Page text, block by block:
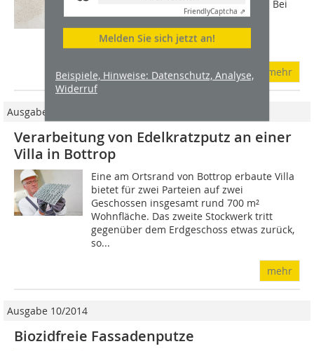
FriendlyCaptcha ⇗
Melden Sie sich jetzt an!
Beispiele, Hinweise: Datenschutz, Analyse,
Widerruf
Jahrhunderten fortlaufend entwickelt. Bei
der Sanierung denkmalgeschützter
Fassaden stellt die Beschaffung
traditioneller Putze...
mehr
Ausgabe 09/2018
Verarbeitung von Edelkratzputz an einer
Villa in Bottrop
Eine am Ortsrand von Bottrop erbaute Villa
bietet für zwei Parteien auf zwei
Geschossen insgesamt rund 700 m²
Wohnfläche. Das zweite Stockwerk tritt
gegenüber dem Erdgeschoss etwas zurück,
so...
mehr
Ausgabe 10/2014
Biozidfreie Fassadenputze